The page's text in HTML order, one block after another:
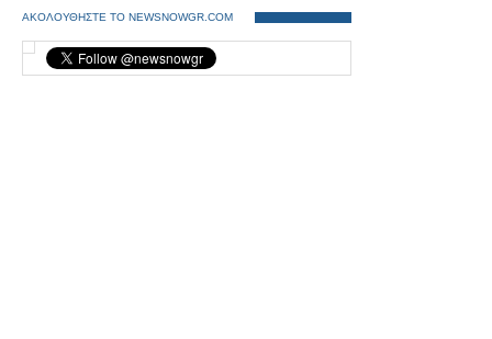
ΑΚΟΛΟΥΘΗΣΤΕ ΤΟ NEWSNOWGR.COM